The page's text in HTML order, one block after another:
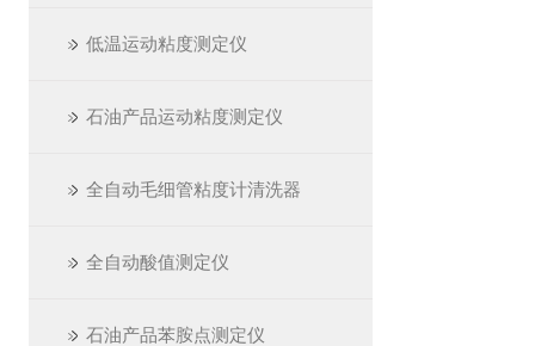
低温运动粘度测定仪
石油产品运动粘度测定仪
全自动毛细管粘度计清洗器
全自动酸值测定仪
石油产品苯胺点测定仪